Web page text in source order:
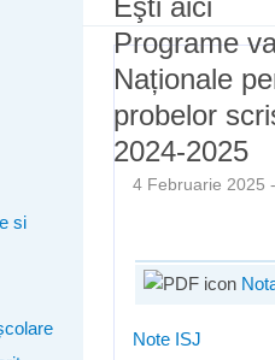
si
Eşti aici
Programe
Naționale
probelor
2024-2025
4 Februarie 2025
Note ISJ